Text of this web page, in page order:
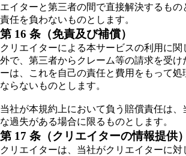
エイターと第三者の間で直接解決するも
責任を負わないものとします。
第 16 条（免責及び補償）
クリエイターによる本サービスの利用に関
外で、第三者からクレーム等の請求を受け
ーは、これを自己の責任と費用をもって
ならないものとします。
当社が本規約上において負う賠償責任は、
な過失がある場合に限るものとします。
第 17 条（クリエイターの情報提供）
クリエイターは、当社がクリエイターに対